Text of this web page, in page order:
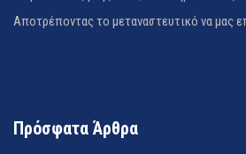
Αποτρέποντας το μεταναστευτικό να μας
Πρόσφατα Άρθρα